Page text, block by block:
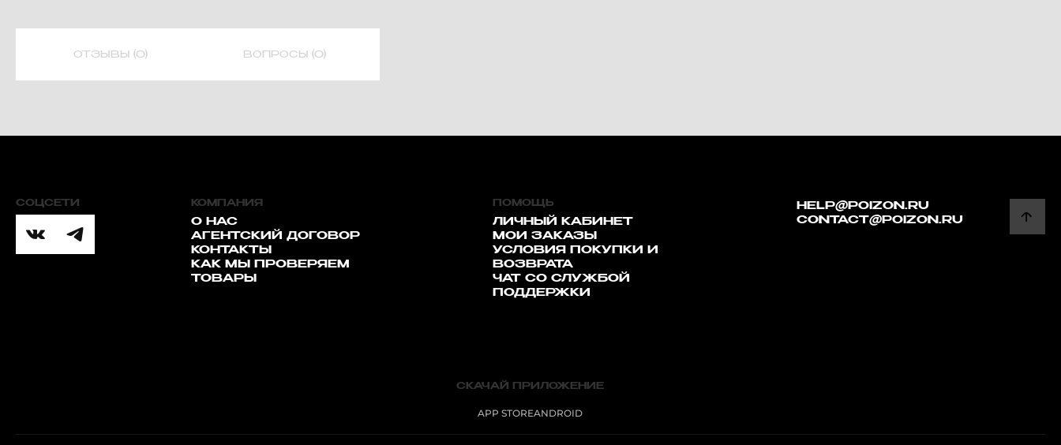
ОТЗЫВЫ (0) ВОПРОСЫ (0)
СОЦСЕТИ КОМПАНИЯ
О НАС
АГЕНТСКИЙ ДОГОВОР
КОНТАКТЫ
КАК МЫ ПРОВЕРЯЕМ
ТОВАРЫ
HELP@POIZON.RU
CONTACT@POIZON.RU
ПОМОЩЬ
ЛИЧНЫЙ КАБИНЕТ
МОИ ЗАКАЗЫ
УСЛОВИЯ ПОКУПКИ И
ВОЗВРАТА
ЧАТ СО СЛУЖБОЙ
ПОДДЕРЖКИ
СКАЧАЙ ПРИЛОЖЕНИЕ
APP STOREANDROID